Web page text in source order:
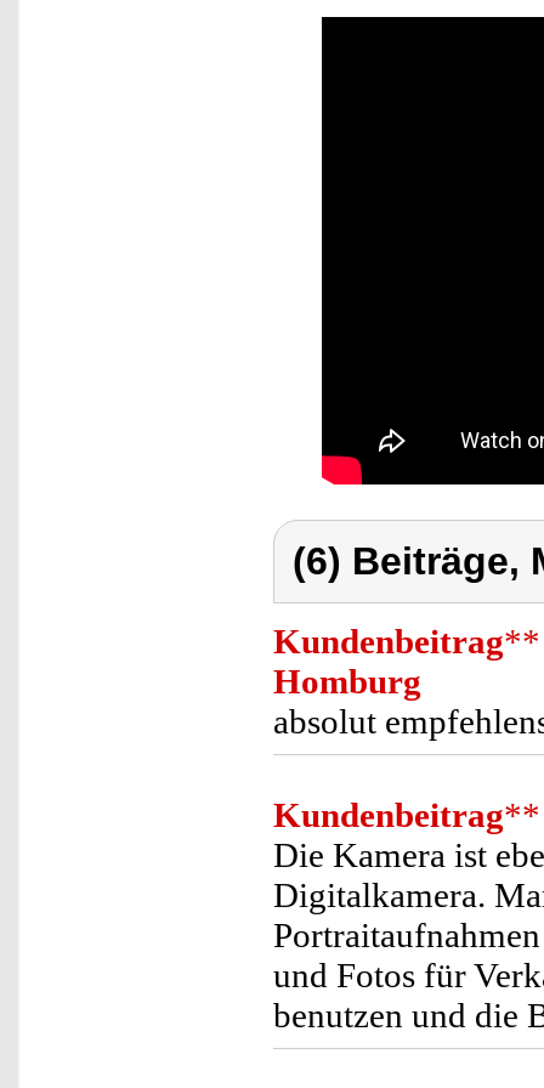
(6) Beiträge,
Kundenbeitrag**
Homburg
absolut
Kundenbeitrag**
Die Kamera ist
Digitalkamera.
und Fotos für
benutzen und die